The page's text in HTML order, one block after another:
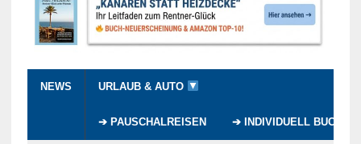
NEWS URLAUB & AUTO
➔ PAUSCHALREISEN ➔ INDIVIDUELL BUCHEN